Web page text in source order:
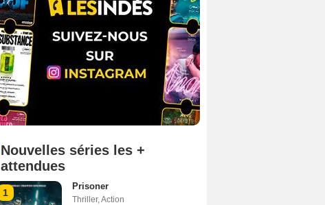
Nouvelles séries les +
attendues
1
Prisoner
Thriller,Action